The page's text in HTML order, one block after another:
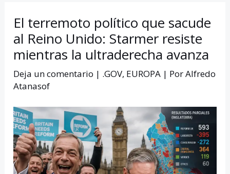
El terremoto político que sacude
al Reino Unido: Starmer resiste
mientras la ultraderecha avanza
Deja un comentario | .GOV, EUROPA | PorAlfredo
Atanasof